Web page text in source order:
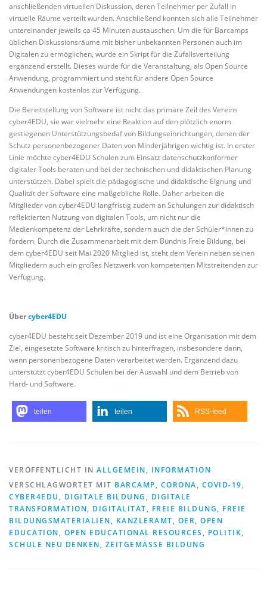
anschließenden virtuellen Diskussion, deren Teilnehmer per Zufall in
virtuelle Räume verteilt wurden. Anschließend konnten sich alle Teilnehmer
untereinander jeweils ca 45 Minuten austauschen. Um die für Barcamps
üblichen Diskussionsräume mit bisher unbekannten Personen auch im
Digitalen zu ermöglichen, wurde ein Skript für die Zufallsverteilung
ergänzend erstellt. Dieses wurde für die Veranstaltung, als Open Source
Anwendung, programmiert und steht für andere Open Source
Anwendungen kostenlos zur Verfügung.
Die Bereitstellung von Software ist nicht das primäre Zeil des Vereins
cyber4EDU, sie war vielmehr eine Reaktion auf den plötzlich enorm
gestiegenen Unterstützungsbedaf von Bildungseinrichtungen, denen der
Schutz personenbezogener Daten von Minderjährigen wichtig ist. In erster
Linie möchte cyber4EDU Schulen zum Einsatz datenschutzkonformer
digitaler Tools beraten und bei der technischen und didaktischen Planung
unterstützen. Dabei spielt die pädagogische und didaktische Eignung und
Qualität der Software eine maßgebliche Rolle. Daher arbeiten die
Mitglieder von cyber4EDU langfristig zudem an Schulungen zur didaktisch
reflektierten Nutzung von digitalen Tools, um nicht nur die
Medienkompetenz der Lehrkräfte, sondern auch die der Schüler*innen zu
fördern. Durch die Zusammenarbeit mit dem Bündnis Freie Bildung, bei
dem cyber4EDU seit Mai 2020 Mitglied ist, steht dem Verein neben seinen
Mitgliedern auch ein großes Netzwerk von kompetenten Mitstreitenden zur
Verfügung.
Übercyber4EDU
cyber4EDU besteht seit Dezember 2019 und ist eine Organisation mit dem
Ziel, eingesetzte Software kritisch zu hinterfragen, insbesondere dann,
wenn personenbezogene Daten verarbeitet werden. Ergänzend dazu
unterstützt cyber4EDU Schulen bei der Auswahl und dem Betrieb von
Hard- und Software.
teilen teilen RSS-feed
VERÖFFENTLICHT IN ALLGEMEIN, INFORMATION
VERSCHLAGWORTET MIT BARCAMP, CORONA, COVID-19,
CYBER4EDU , DIGITALE BILDUNG , DIGITALE
TRANSFORMATION, DIGITALITÄT, FREIE BILDUNG, FREIE
BILDUNGSMATERIALIEN, KANZLERAMT, OER, OPEN
EDUCATION, OPEN EDUCATIONAL RESOURCES , POLITIK,
SCHULE NEU DENKEN, ZEITGEMÄSSE BILDUNG